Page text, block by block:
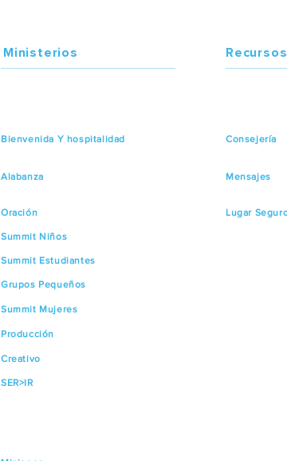
Ministerios Recursos
Bienvenida Y hospitalidad Consejería
Alabanza Mensajes
Oración Lugar
Summit Niños
Summit Estudiantes
Grupos Pequeños
Summit Mujeres
Producción
Creativo
SER>IR